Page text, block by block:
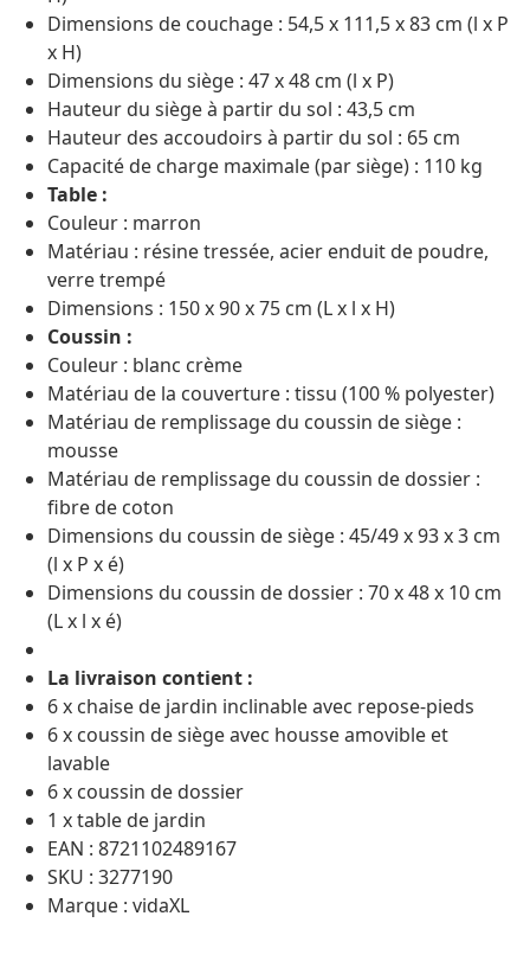
Dimensions de couchage : 54,5 x 111,5 x 83 cm (l x P
x H)
Dimensions du siège : 47 x 48 cm (l x P)
Hauteur du siège à partir du sol : 43,5 cm
Hauteur des accoudoirs à partir du sol : 65 cm
Capacité de charge maximale (par siège) : 110 kg
Table :
Couleur : marron
Matériau : résine tressée, acier enduit de poudre,
verre trempé
Dimensions : 150 x 90 x 75 cm (L x l x H)
Coussin :
Couleur : blanc crème
Matériau de la couverture : tissu (100 % polyester)
Matériau de remplissage du coussin de siège :
mousse
Matériau de remplissage du coussin de dossier :
fibre de coton
Dimensions du coussin de siège : 45/49 x 93 x 3 cm
(l x P x é)
Dimensions du coussin de dossier : 70 x 48 x 10 cm
(L x l x é)
La livraison contient :
6 x chaise de jardin inclinable avec repose-pieds
6 x coussin de siège avec housse amovible et
lavable
6 x coussin de dossier
1 x table de jardin
EAN : 8721102489167
SKU : 3277190
Marque : vidaXL